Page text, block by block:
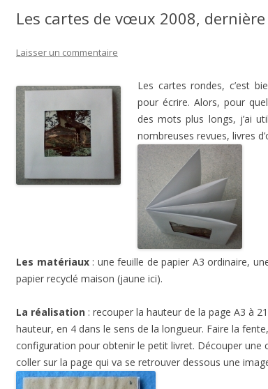
Les cartes de vœux 2008, dernière
Laisser un commentaire
Les cartes rondes, c’est
pour écrire. Alors, pour
des mots plus longs, j’ai
nombreuses revues, livres
Les matériaux: une feuille de papier A3 ordinaire,
papier recyclé maison (jaune ici).
La réalisation : recouper la hauteur de la page A3 à
hauteur, en 4 dans le sens de la longueur. Faire la
configuration pour obtenir le petit livret. Découper une
coller sur la page qui va se retrouver dessous une